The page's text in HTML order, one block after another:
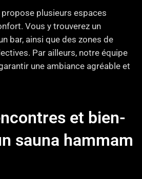
plusieurs espaces
Vous y trouverez un
bar, ainsi que des zones de
Par ailleurs, notre équipe
une ambiance agréable et
et bien-
sauna hammam